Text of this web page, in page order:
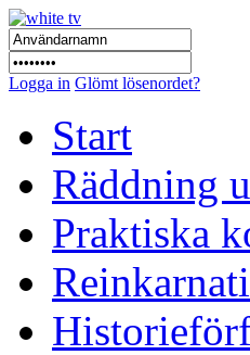
Logga in Glömt lösenordet?
Start
Räddning
Praktiska